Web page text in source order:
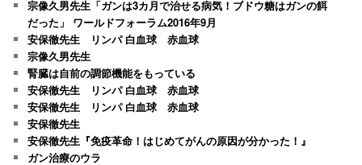
宗像久男先生「ガンは3カ月で治せる病気！ブドウ糖はガンの餌
だった」 ワールドフォーラム2016年9月
安保徹先生 リンパ 白血球 赤血球
宗像久男先生
腎臓は自前の調節機能をもっている
安保徹先生 リンパ 白血球 赤血球
安保徹先生 リンパ 白血球 赤血球
安保徹先生
安保徹先生『免疫革命！はじめてがんの原因が分かった！』
ガン治療のウラ